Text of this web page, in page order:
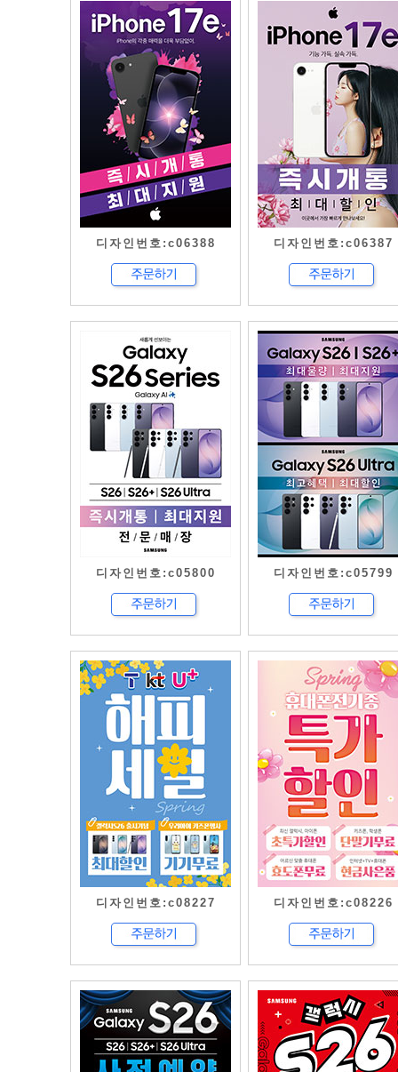
디자인번호:c06388 디자인번호:c06387
디자인번호:c05800 디자인번호:c05799
디자인번호:c08227 디자인번호:c08226